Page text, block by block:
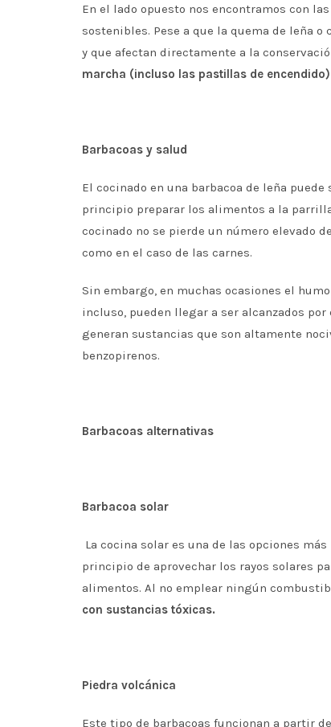
En el lado opuesto nos encontramos con las
sostenibles. Pese a que la quema de leña
y que afectan directamente a la
marcha (incluso las pastillas de
Barbacoas y salud
El cocinado en una barbacoa de leña puede
principio preparar los alimentos a la
cocinado no se pierde un número elevado
como en el caso de las carnes.
Sin embargo, en muchas ocasiones el
incluso, pueden llegar a ser alcanzados
generan sustancias que son altamente
benzopirenos.
Barbacoas alternativas
Barbacoa solar
La cocina solar es una de las opciones
principio de aprovechar los rayos solares
alimentos. Al no emplear ningún
con sustancias tóxicas.
Piedra volcánica
Este tipo de barbacoas funcionan a partir